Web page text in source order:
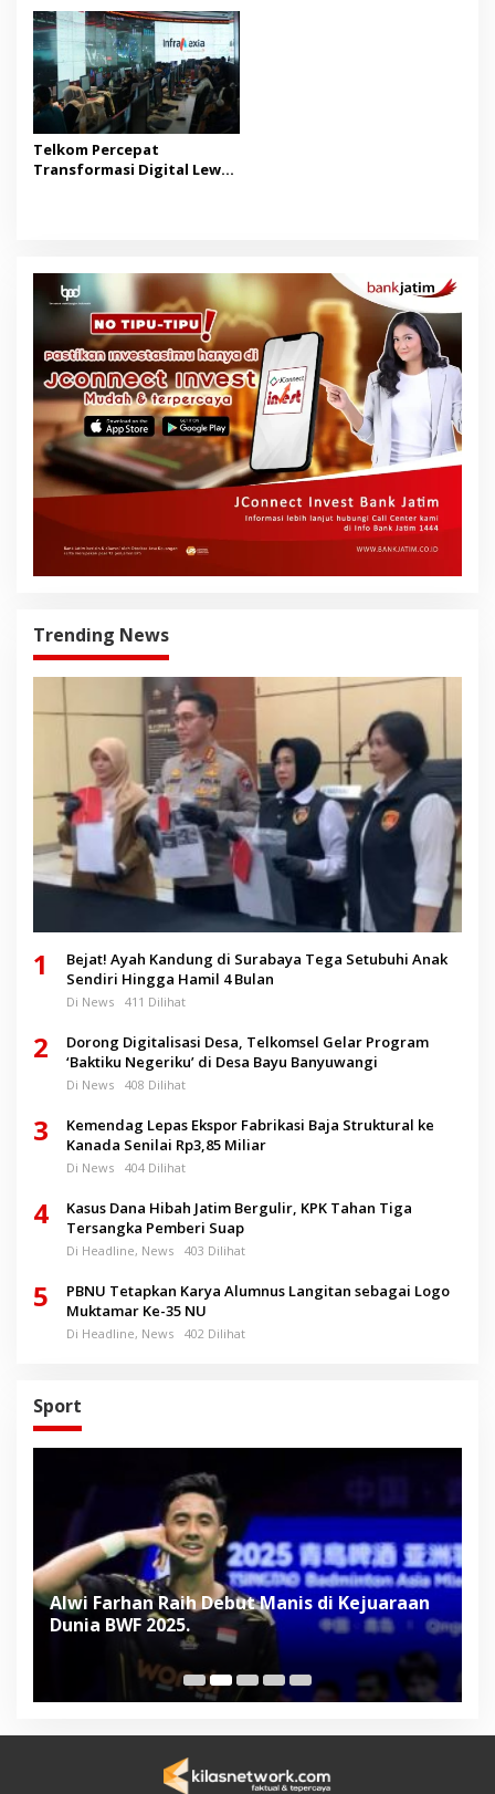
Telkom Percepat
Transformasi Digital Lewat
Trending News
1
Bejat! Ayah Kandung di Surabaya Tega Setubuhi Anak
Sendiri Hingga Hamil 4 Bulan
Di News 411 Dilihat
2
Dorong Digitalisasi Desa, Telkomsel Gelar Program
‘Baktiku Negeriku’ di Desa Bayu Banyuwangi
Di News 408 Dilihat
3
Kemendag Lepas Ekspor Fabrikasi Baja Struktural ke
Kanada Senilai Rp3,85 Miliar
Di News 404 Dilihat
4
Kasus Dana Hibah Jatim Bergulir, KPK Tahan Tiga
Tersangka Pemberi Suap
Di Headline, News 403 Dilihat
5
PBNU Tetapkan Karya Alumnus Langitan sebagai Logo
Muktamar Ke-35 NU
Di Headline, News 402 Dilihat
Sport
Alwi Farhan Raih Debut Manis di Kejuaraan
Dunia BWF 2025.